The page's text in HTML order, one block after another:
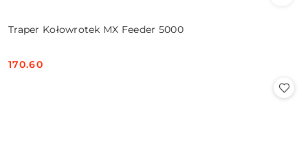
Traper Kołowrotek MX Feeder 5000
Cena:
170.60